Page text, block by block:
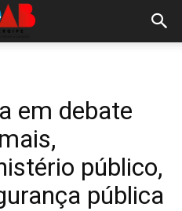
em debate
público,
pública